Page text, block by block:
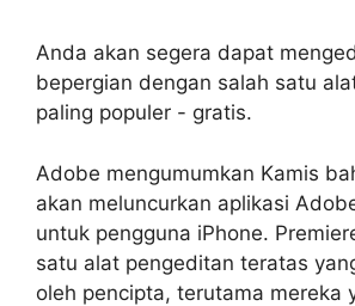
Anda akan segera dapat
bepergian dengan salah satu
paling populer - gratis.
Adobe mengumumkan Kamis
akan meluncurkan aplikasi
untuk pengguna iPhone.
satu alat pengeditan teratas
oleh pencipta, terutama mereka